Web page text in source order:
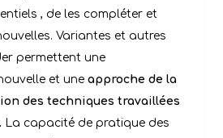
, de les compléter et
Variantes et autres
permettent une
et une approche de la
des techniques travaillées
La capacité de pratique des